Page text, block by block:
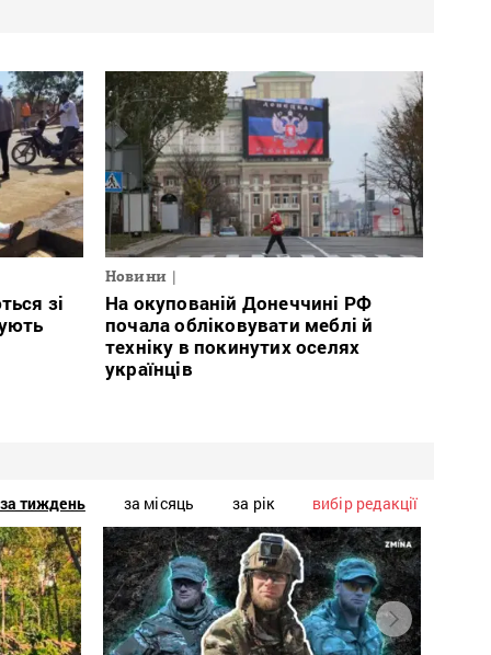
зі
Новини
На окупованій Донеччині РФ
почала обліковувати меблі й
техніку в покинутих оселях
українців
за тиждень за місяць за рік вибір редакції